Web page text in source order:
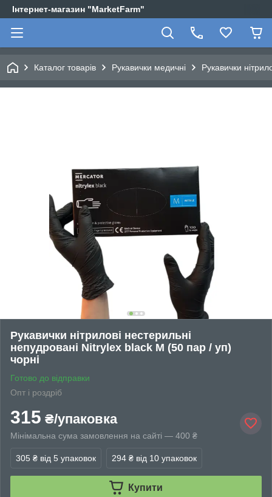
Інтернет-магазин "MarketFarm"
Каталог товарів Рукавички медичні Рукавички
Рукавички нітрилові нестерильні
непудровані Nitrylex black M (50 пар / уп)
чорні
Готово до відправки
Опт і роздріб
315 ₴/упаковка
Мінімальна сума замовлення на сайті — 400 ₴
305 ₴ від 5 упаковок 294 ₴ від 10 упаковок
Купити